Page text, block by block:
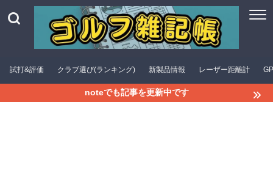
試打&評価 クラブ選び(ランキング) 新製品情報 レーザー距離計
noteでも記事を更新中です